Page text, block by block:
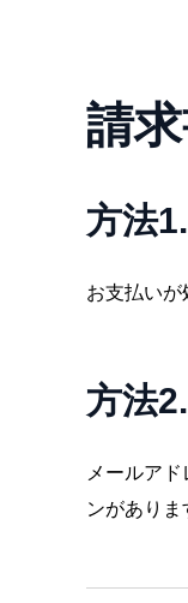
請
方法
お支払いが
方法
メールア
ンがありま